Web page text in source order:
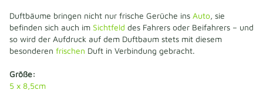
Duftbäume bringen nicht nur frische Gerüche ins Auto, sie
befinden sich auch im Sichtfeld des Fahrers oder Beifahrers – und
so wird der Aufdruck auf dem Duftbaum stets mit diesem
besonderen frischen Duft in Verbindung gebracht.
Größe:
5 x 8,5cm